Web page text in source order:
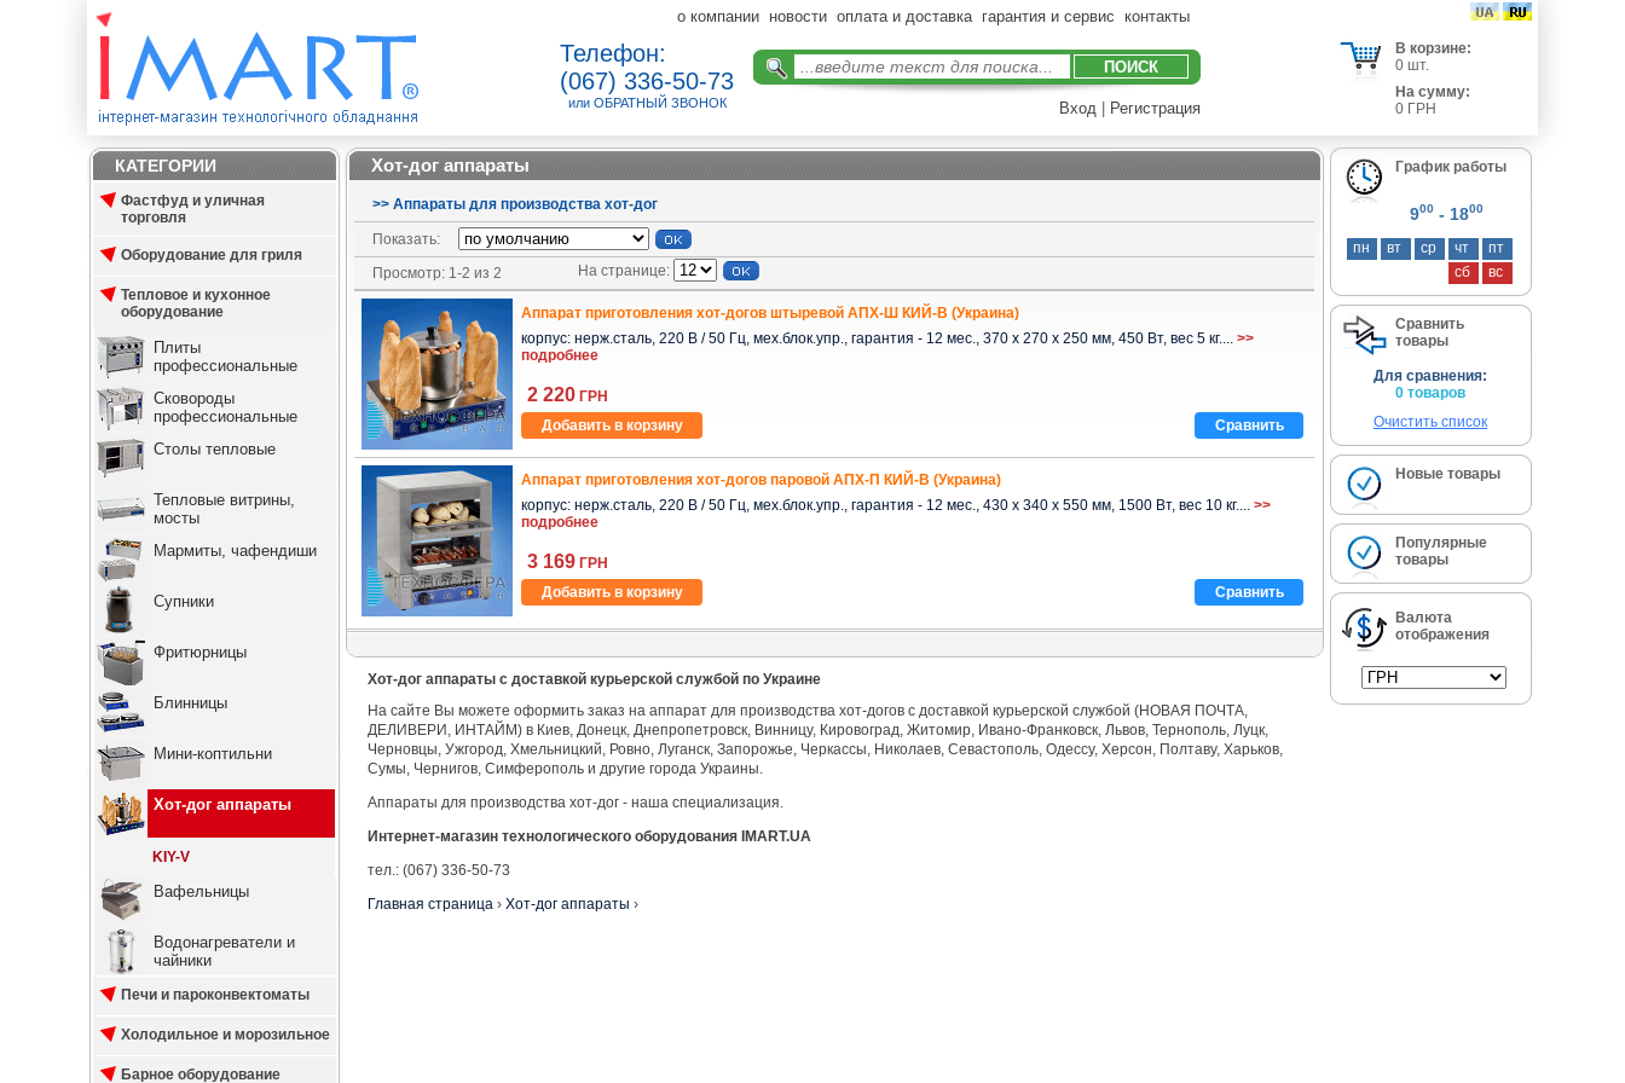
о компании новости оплата и доставка гарантия и сервис контакты
Телефон:
(067) 336-50-73
или ОБРАТНЫЙ ЗВОНОК Вход| Регистрация
В корзине:
0 шт.
На сумму:
0 ГРН
КАТЕГОРИИ
Фастфуд и уличная
торговля
Оборудование для гриля
Тепловое и кухонное
оборудование
Плиты
профессиональные
Сковороды
профессиональные
Столы тепловые
Тепловые витрины,
мосты
Мармиты, чафендиши
Супники
Фритюрницы
Блинницы
Мини-коптильни
Хот-дог аппараты
KIY-V
Вафельницы
Водонагреватели и
чайники
Печи и пароконвектоматы
Холодильное и морозильное
Барное оборудование
График работы
900 - 1800
пн вт ср чт
пт
сб
вс
Сравнить
товары
Для сравнения:
0 товаров
Очистить список
Новые товары
Популярные
товары
Валюта
отображения
Хот-дог аппараты
>> Аппараты для производства хот-дог
Показать:
На странице:
Просмотр: 1-2 из 2
Аппарат приготовления хот-догов штыревой АПХ-Ш КИЙ-В (Украина)
корпус: нерж.сталь, 220 В / 50 Гц, мех.блок.упр., гарантия - 12 мес., 370 x 270 x 250 мм, 450 Вт, вес 5 кг.... >>
подробнее
2 220 ГРН
Добавить в корзину
Сравнить
Аппарат приготовления хот-догов паровой АПХ-П КИЙ-В (Украина)
корпус: нерж.сталь, 220 В / 50 Гц, мех.блок.упр., гарантия - 12 мес., 430 x 340 x 550 мм, 1500 Вт, вес 10 кг.... >>
подробнее
3 169 ГРН
Добавить в корзину
Сравнить
Хот-дог аппараты с доставкой курьерской службой по Украине
На сайте Вы можете оформить заказ на аппарат для производства хот-догов с доставкой курьерской службой (НОВАЯ ПОЧТА,
ДЕЛИВЕРИ, ИНТАЙМ) в Киев, Донецк, Днепропетровск, Винницу, Кировоград, Житомир, Ивано-Франковск, Львов, Тернополь, Луцк,
Черновцы, Ужгород, Хмельницкий, Ровно, Луганск, Запорожье, Черкассы, Николаев, Севастополь, Одессу, Херсон, Полтаву, Харьков,
Сумы, Чернигов, Симферополь и другие города Украины.
Аппараты для производства хот-дог - наша специализация.
Интернет-магазин технологического оборудования IMART.UA
тел.: (067) 336-50-73
Главная страница › Хот-дог аппараты ›